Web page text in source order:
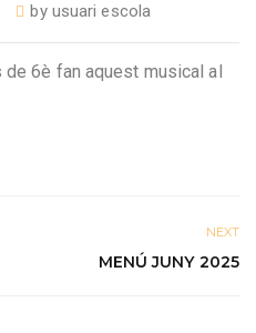
by usuari escola
6è fan aquest musical al
NEXT
MENÚ JUNY 2025